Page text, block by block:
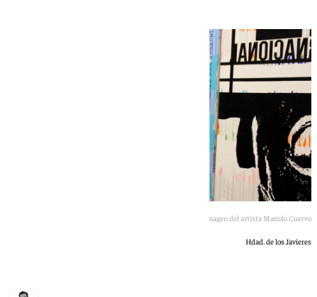
Imagen del artista Manolo Cuervo
Hdad. de los Javieres